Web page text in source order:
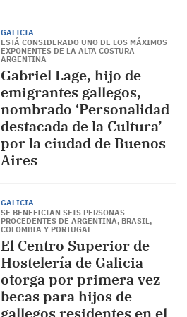
GALICIA
ESTÁ CONSIDERADO UNO DE LOS MÁXIMOS
EXPONENTES DE LA ALTA COSTURA
ARGENTINA
Gabriel Lage, hijo de
emigrantes gallegos,
nombrado ‘Personalidad
destacada de la Cultura’
por la ciudad de Buenos
Aires
GALICIA
SE BENEFICIAN SEIS PERSONAS
PROCEDENTES DE ARGENTINA, BRASIL,
COLOMBIA Y PORTUGAL
El Centro Superior de
Hostelería de Galicia
otorga por primera vez
becas para hijos de
gallegos residentes en el